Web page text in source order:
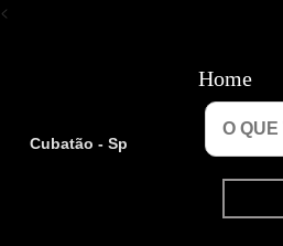
<
Cubatão - Sp
Home